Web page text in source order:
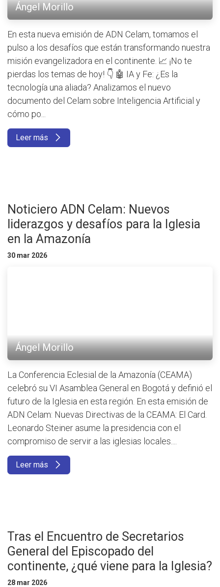
Ángel Morillo
En esta nueva emisión de ADN Celam, tomamos el
pulso a los desafíos que están transformando nuestra
misión evangelizadora en el continente. 📈 ¡No te
pierdas los temas de hoy! 👇 🤖 IA y Fe: ¿Es la
tecnología una aliada? Analizamos el nuevo
documento del Celam sobre Inteligencia Artificial y
cómo po...
Leer más
Noticiero ADN Celam: Nuevos
liderazgos y desafíos para la Iglesia
en la Amazonía
30 mar 2026
Ángel Morillo
La Conferencia Eclesial de la Amazonía (CEAMA)
celebró su VI Asamblea General en Bogotá y definió el
futuro de la Iglesia en esta región. En esta emisión de
ADN Celam: Nuevas Directivas de la CEAMA: El Card.
Leonardo Steiner asume la presidencia con el
compromiso de servir a las iglesias locales....
Leer más
Tras el Encuentro de Secretarios
General del Episcopado del
continente, ¿qué viene para la Iglesia?
28 mar 2026